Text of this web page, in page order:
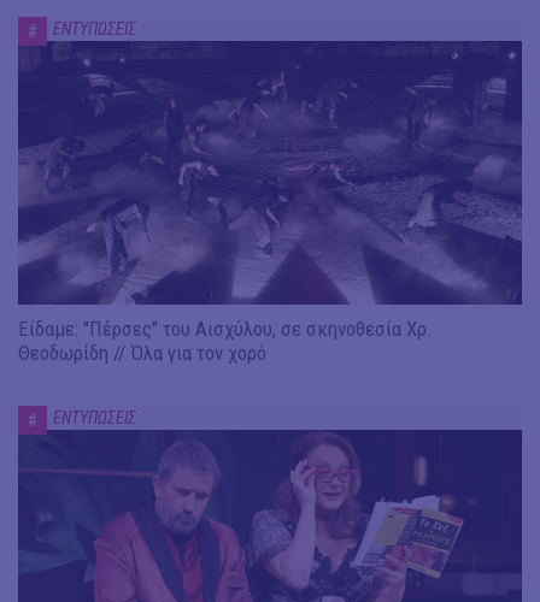
# ΕΝΤΥΠΩΣΕΙΣ
Είδαμε: "Πέρσες" του Αισχύλου, σε σκηνοθεσία Χρ.
Θεοδωρίδη // Όλα για τον χορό
# ΕΝΤΥΠΩΣΕΙΣ